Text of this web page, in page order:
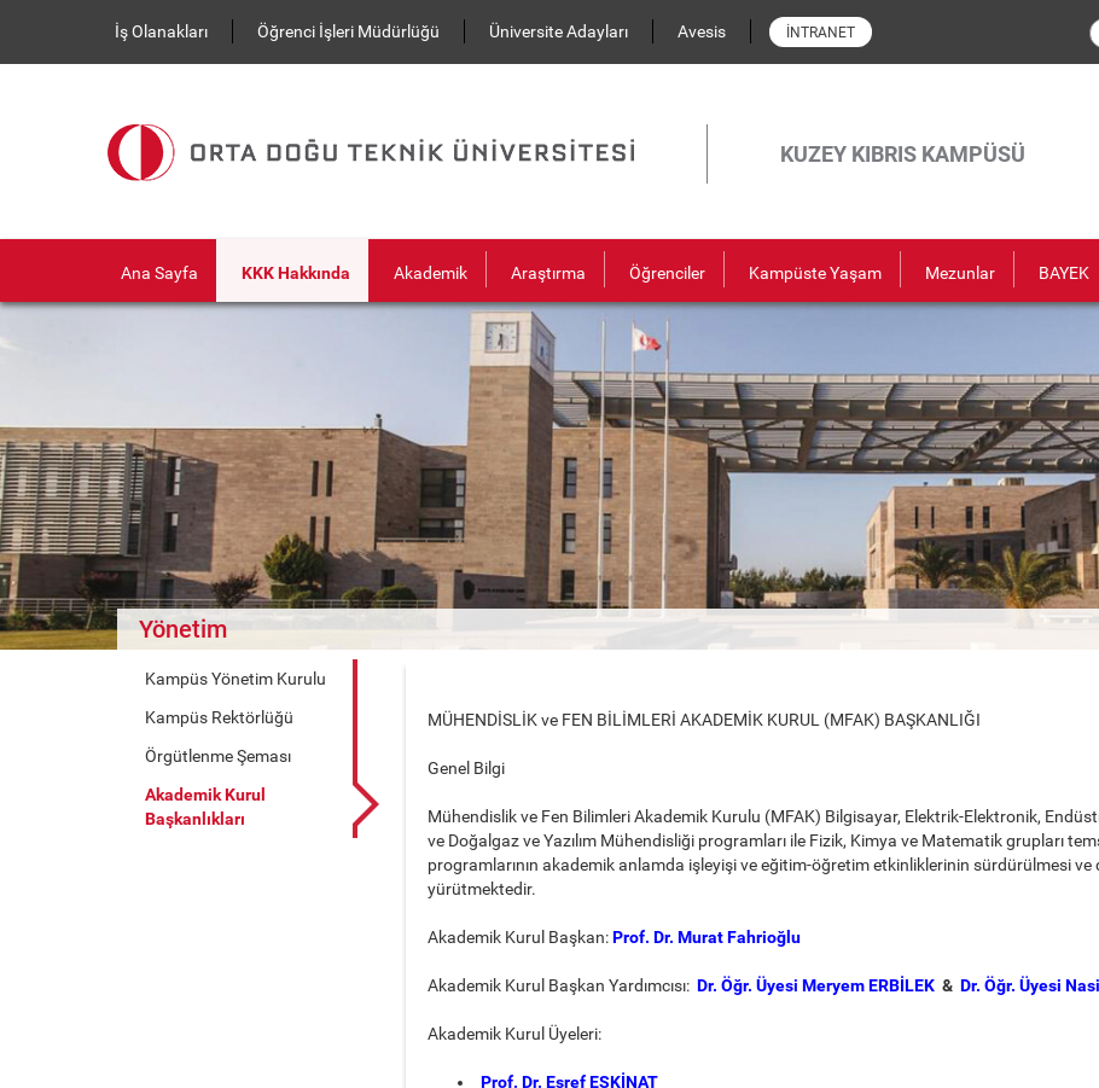
İş Olanakları
Öğrenci İşleri Müdürlüğü Üniversite Adayları Avesis İNTRANET
KUZEY KIBRIS KAMPÜSÜ
Ana Sayfa KKK Hakkında Akademik Araştırma Öğrenciler Kampüste Yaşam Mezunlar BAYEK
Yönetim
Kampüs Yönetim Kurulu
Kampüs Rektörlüğü
Örgütlenme Şeması
Akademik Kurul
Başkanlıkları
MÜHENDİSLİK ve FEN BİLİMLERİ AKADEMİK KURUL (MFAK) BAŞKANLIĞI
Genel Bilgi
Mühendislik ve Fen Bilimleri Akademik Kurulu (MFAK) Bilgisayar, Elektrik-Elektronik,
ve Doğalgaz ve Yazılım Mühendisliği programları ile Fizik, Kimya ve Matematik grupları
programlarının akademik anlamda işleyişi ve eğitim-öğretim etkinliklerinin sürdürülmesi ve
yürütmektedir.
Akademik Kurul Başkan:Prof. Dr. Murat Fahrioğlu
Akademik Kurul Başkan Yardımcısı: Dr. Öğr. Üyesi Meryem ERBİLEK & Dr. Öğr. Üyesi
Akademik Kurul Üyeleri:
Prof. Dr. Eşref EŞKİNAT